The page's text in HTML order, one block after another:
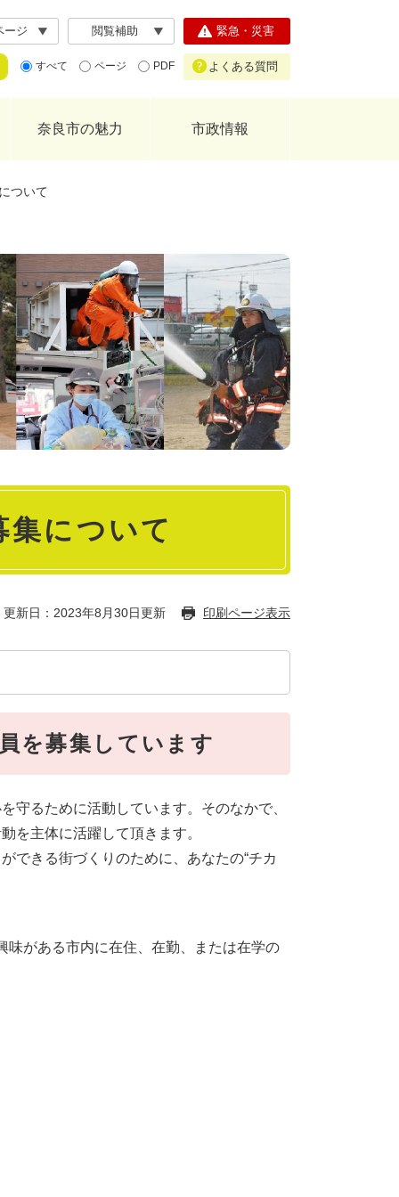
ージ 閲覧補助
すべて ページ PDF
緊急・災害
よくある質問
奈良市の魅力 市政情報
ついて
集について
更新日：2023年8月30日更新 印刷ページ表示
を募集しています
守るために活動しています。そのなかで、
を主体に活躍して頂きます。
できる街づくりのために、あなたの“チカ
がある市内に在住、在勤、または在学の